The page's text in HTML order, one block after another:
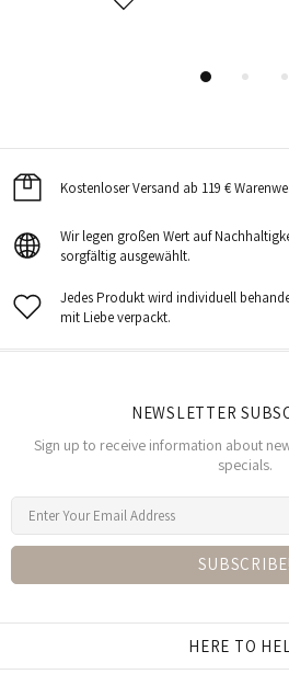
Kostenloser Versand ab 119 €
Wir legen großen Wert auf
sorgfältig ausgewählt.
Jedes Produkt wird individuell
mit Liebe verpackt.
NEWSLETTER
Sign up to receive information about
specials.
HERE TO